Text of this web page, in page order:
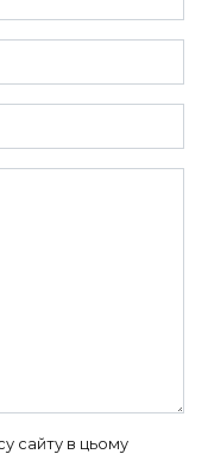
сайту в цьому